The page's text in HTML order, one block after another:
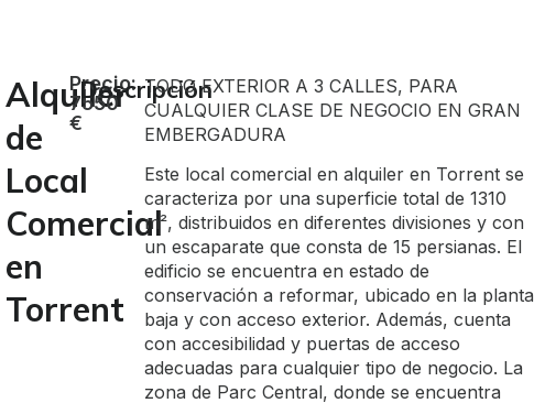
Alquiler
de
Local
Comercial
en
Torrent
Precio:
7550
€
Descripción
TODO EXTERIOR A 3 CALLES, PARA
CUALQUIER CLASE DE NEGOCIO EN GRAN
EMBERGADURA
Este local comercial en alquiler en Torrent se
caracteriza por una superficie total de 1310
m², distribuidos en diferentes divisiones y con
un escaparate que consta de 15 persianas. El
edificio se encuentra en estado de
conservación a reformar, ubicado en la planta
baja y con acceso exterior. Además, cuenta
con accesibilidad y puertas de acceso
adecuadas para cualquier tipo de negocio. La
zona de Parc Central, donde se encuentra